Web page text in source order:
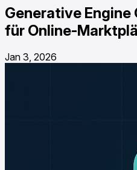
Generative Engine
für Online-
Jan 3, 2026